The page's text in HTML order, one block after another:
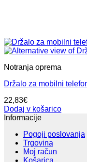
Notranja oprema
Držalo za mobilni
22,83€
Dodaj v košarico
Informacije
Pogoji poslovanja
Trgovina
Moj račun
Košarica